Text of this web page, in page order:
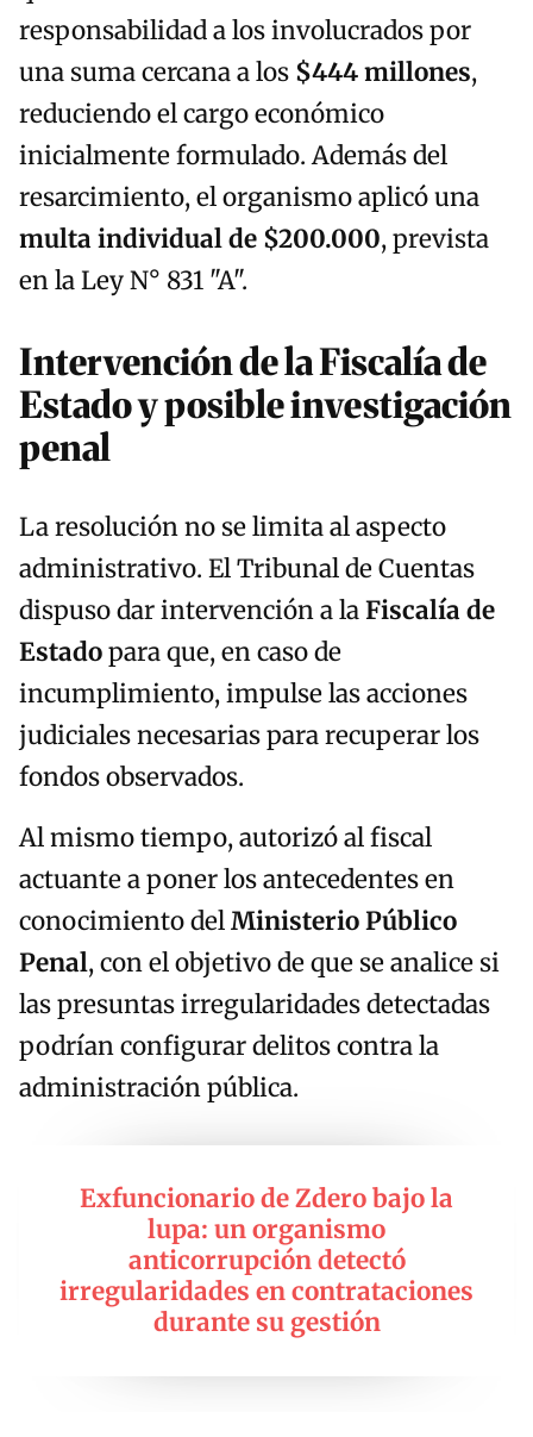
responsabilidad a los involucrados por
una suma cercana a los $444 millones,
reduciendo el cargo económico
inicialmente formulado. Además del
resarcimiento, el organismo aplicó una
multa individual de $200.000, prevista
en la Ley N° 831 "A".
Intervención de la Fiscalía de
Estado y posible investigación
penal
La resolución no se limita al aspecto
administrativo. El Tribunal de Cuentas
dispuso dar intervención a laFiscalía de
Estadopara que, en caso de
incumplimiento, impulse las acciones
judiciales necesarias para recuperar los
fondos observados.
Al mismo tiempo, autorizó al fiscal
actuante a poner los antecedentes en
conocimiento delMinisterio Público
Penal, con el objetivo de que se analice si
las presuntas irregularidades detectadas
podrían configurar delitos contra la
administración pública.
Exfuncionario de Zdero bajo la
lupa: un organismo
anticorrupción detectó
irregularidades en contrataciones
durante su gestión